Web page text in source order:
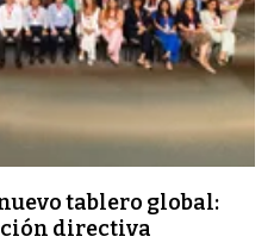
tablero global:
directiva